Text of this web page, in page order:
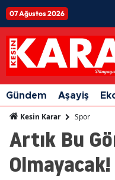
07 Ağustos 2026
Gündem Aşayiş
Kesin Karar Spor
Artık Bu
Olmayacak!